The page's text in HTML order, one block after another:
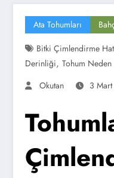
Ata Tohumları
Bitki Çimlendirme
Derinliği, Tohum
Okutan
3